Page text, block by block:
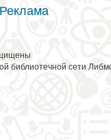
Реклама
библиотечной сети